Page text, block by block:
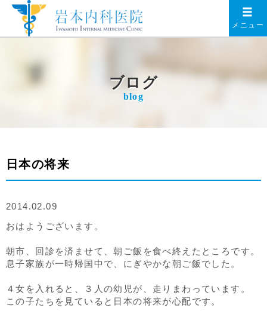
メニュー
ブログ
blog
日本の将来
2014.02.09
おはようございます。
朝市、回診を済ませて、朝ご飯を食べ終えたところです。
息子家族が一時帰国中で、にぎやかな朝ご飯でした。
４女を入れると、３人の幼児が、走りまわっています。
この子たちを見ていると日本の将来が心配です。